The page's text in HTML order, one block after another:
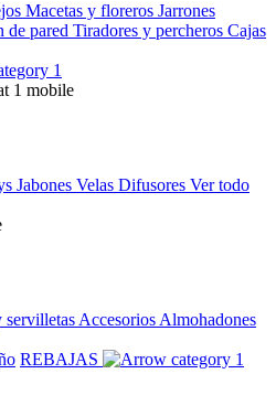
Macetas y floreros Jarrones
de pared Tiradores y percheros Cajas
Jabones Velas Difusores Ver todo
servilletas Accesorios Almohadones
REBAJAS